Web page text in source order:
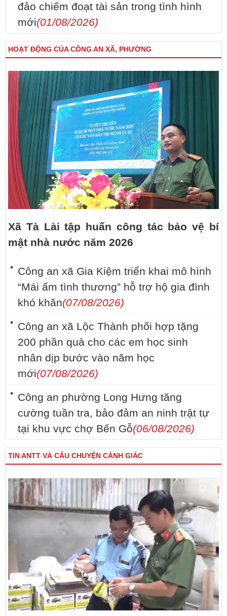
đảo chiếm đoạt tài sản trong tình hình
mới(01/08/2026)
HOẠT ĐỘNG CỦA CÔNG AN XÃ, PHƯỜNG
Xã Tà Lài tập huấn công tác bảo vệ bí
mật nhà nước năm 2026
Công an xã Gia Kiệm triển khai mô hình
“Mái ấm tình thương” hỗ trợ hộ gia đình
khó khăn(07/08/2026)
Công an xã Lộc Thành phối hợp tặng
200 phần quà cho các em học sinh
nhân dịp bước vào năm học
mới(07/08/2026)
Công an phường Long Hưng tăng
cường tuần tra, bảo đảm an ninh trật tự
tại khu vực chợ Bến Gỗ(06/08/2026)
TIN ANTT VÀ CÂU CHUYỆN CẢNH GIÁC